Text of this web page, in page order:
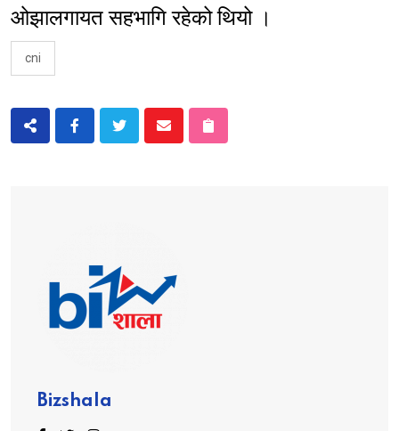
ओझालगायत सहभागि रहेको थियो ।
cni
Bizshala